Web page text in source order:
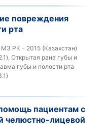
повреждения
рта
РК - 2015 (Казахстан)
Открытая рана губы и
губы и полости рта
пациентам с
челюстно-лицевой